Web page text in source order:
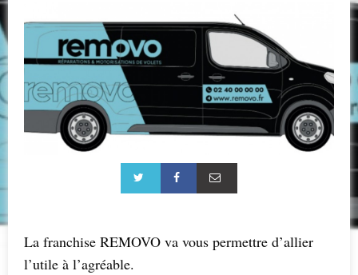
La franchise REMOVO va vous permettre d’allier
l’utile à l’agréable.